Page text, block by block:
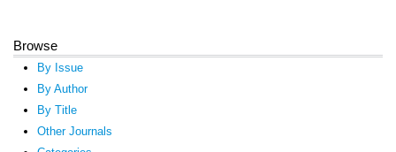
Browse
By Issue
By Author
By Title
Other Journals